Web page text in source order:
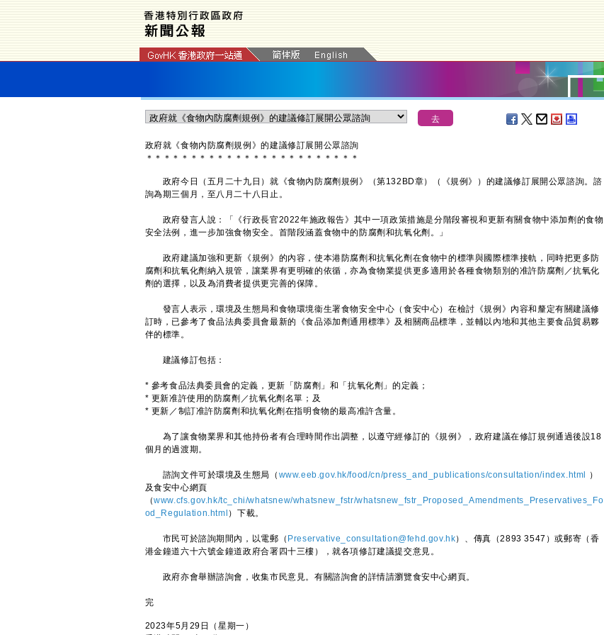
​政府就《食物內防腐劑規例》的建議修訂展開公眾諮詢
＊ ＊ ＊ ＊ ＊ ＊ ＊ ＊ ＊ ＊ ＊ ＊ ＊ ＊ ＊ ＊ ＊ ＊ ＊ ＊ ＊ ＊ ＊ ＊
政府今日（五月二十九日）就《食物內防腐劑規例》（第132BD章）（《規例》）的建議修訂展開公眾諮詢。諮
詢為期三個月，至八月二十八日止。
政府發言人說：「《行政長官2022年施政報告》其中一項政策措施是分階段審視和更新有關食物中添加劑的食物
安全法例，進一步加強食物安全。首階段涵蓋食物中的防腐劑和抗氧化劑。」
政府建議加強和更新《規例》的內容，使本港防腐劑和抗氧化劑在食物中的標準與國際標準接軌，同時把更多防
腐劑和抗氧化劑納入規管，讓業界有更明確的依循，亦為食物業提供更多適用於各種食物類別的准許防腐劑／抗氧化
劑的選擇，以及為消費者提供更完善的保障。
發言人表示，環境及生態局和食物環境衞生署食物安全中心（食安中心）在檢討《規例》內容和釐定有關建議修
訂時，已參考了食品法典委員會最新的《食品添加劑通用標準》及相關商品標準，並輔以內地和其他主要食品貿易夥
伴的標準。
建議修訂包括：
* 參考食品法典委員會的定義，更新「防腐劑」和「抗氧化劑」的定義；
* 更新准許使用的防腐劑／抗氧化劑名單；及
* 更新／制訂准許防腐劑和抗氧化劑在指明食物的最高准許含量。
為了讓食物業界和其他持份者有合理時間作出調整，以遵守經修訂的《規例》，政府建議在修訂規例通過後設18
個月的過渡期。
諮詢文件可於環境及生態局（ www.eeb.gov.hk/food/cn/press_and_publications/consultation/index.html
）
及食安中心網頁
（www.cfs.gov.hk/tc_chi/whatsnew/whatsnew_fstr/whatsnew_fstr_Proposed_Amendments_Preservatives_Fo
od_Regulation.html ）下載。
市民可於諮詢期間內，以電郵（ Preservative_consultation@fehd.gov.hk）、傳真（2893 3547）或郵寄（香
港金鐘道六十六號金鐘道政府合署四十三樓），就各項修訂建議提交意見。
政府亦會舉辦諮詢會，收集市民意見。有關諮詢會的詳情請瀏覽食安中心網頁。
完
2023年5月29日（星期一）